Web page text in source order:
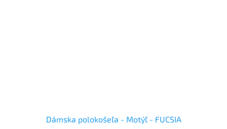
Dámska polokošeľa - Motýľ - FUCSIA